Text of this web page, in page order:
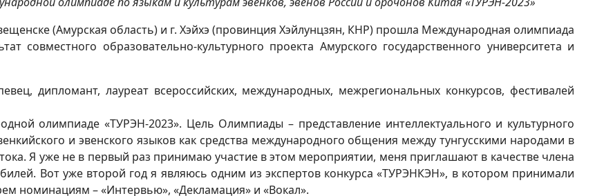
(Амурская область) и г. Хэйхэ (провинция Хэйлунцзян, КНР) прошла Международная олимпиада
совместного образовательно-культурного проекта Амурского государственного университета и
дипломант, лауреат всероссийских, международных, межрегиональных конкурсов, фестивалей
олимпиаде «ТУРЭН-2023». Цель Олимпиады – представление интеллектуального и культурного
и эвенского языков как средства международного общения между тунгусскими народами в
Я уже не в первый раз принимаю участие в этом мероприятии, меня приглашают в качестве члена
Вот уже второй год я являюсь одним из экспертов конкурса «ТУРЭНКЭН», в котором принимали
номинациям – «Интервью», «Декламация» и «Вокал».